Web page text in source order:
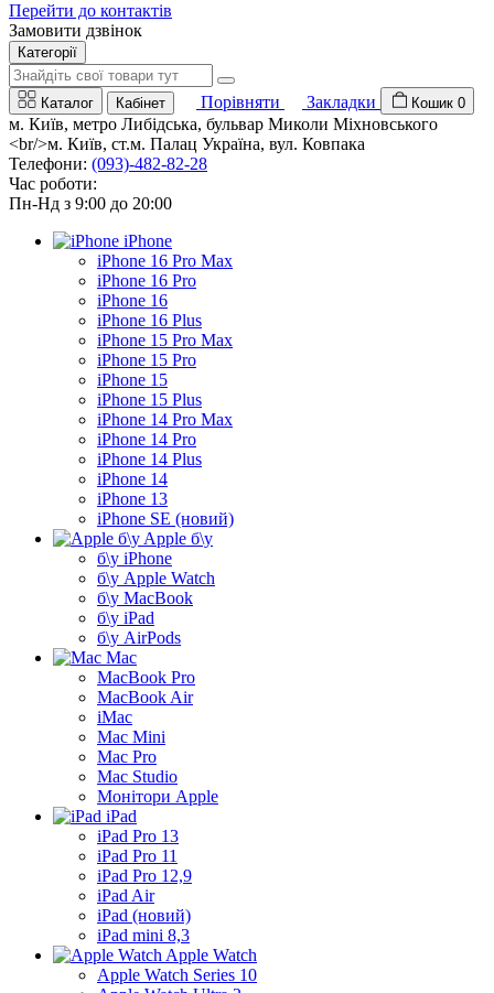
Перейти до контактів
Замовити дзвінок
Категорії
Каталог Кабінет Порівняти Закладки Кошик 0
м. Київ, метро Либідська, бульвар Миколи Міхновського
<br/>м. Київ, ст.м. Палац Україна, вул. Ковпака
Телефони: (093)-482-82-28
Час роботи:
Пн-Нд з 9:00 до 20:00
iPhone
iPhone 16 Pro Max
iPhone 16 Pro
iPhone 16
iPhone 16 Plus
iPhone 15 Pro Max
iPhone 15 Pro
iPhone 15
iPhone 15 Plus
iPhone 14 Pro Max
iPhone 14 Pro
iPhone 14 Plus
iPhone 14
iPhone 13
iPhone SE (новий)
Apple б\у
б\у iPhone
б\у Apple Watch
б\у MacBook
б\у iPad
б\у AirPods
Mac
MacBook Pro
MacBook Air
iMac
Mac Mini
Mac Pro
Mac Studio
Монітори Apple
iPad
iPad Pro 13
iPad Pro 11
iPad Pro 12,9
iPad Air
iPad (новий)
iPad mini 8,3
Apple Watch
Apple Watch Series 10